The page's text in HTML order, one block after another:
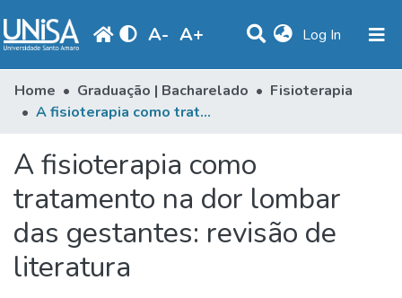
A- A+ Log In (current)
Communities & Collections
Browse
Produção Docente
Library
Periodicals
Home Graduação | Bacharelado
Fisioterapia
A fisioterapia como tratamento na dor lombar das gestantes: revisão de literatura
A fisioterapia como
tratamento na dor lombar
das gestantes: revisão de
literatura